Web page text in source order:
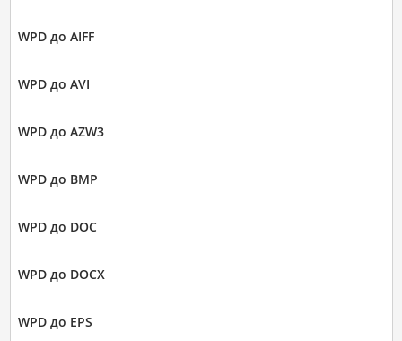
WPD до AIFF
WPD до AVI
WPD до AZW3
WPD до BMP
WPD до DOC
WPD до DOCX
WPD до EPS